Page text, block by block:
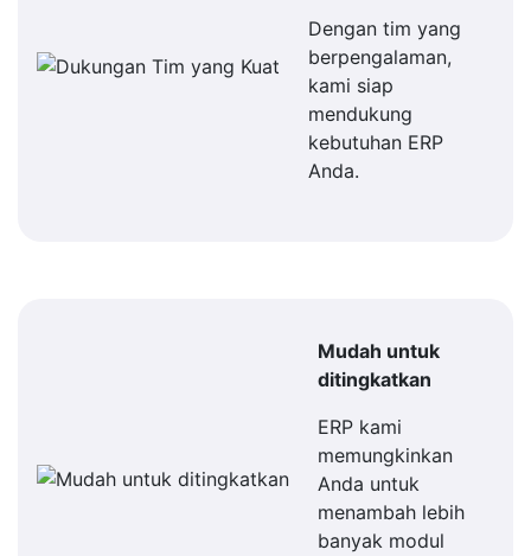
Dengan tim yang
berpengalaman,
kami siap
mendukung
kebutuhan ERP
Anda.
Mudah untuk
ditingkatkan
ERP kami
memungkinkan
Anda untuk
menambah lebih
banyak modul